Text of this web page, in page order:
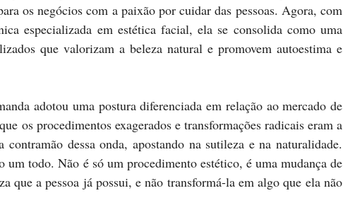
os negócios com a paixão por cuidar das pessoas. Agora, com
especializada em estética facial, ela se consolida como uma
que valorizam a beleza natural e promovem autoestima e
os procedimentos exagerados e transformações radicais eram a
dessa onda, apostando na sutileza e na naturalidade.
um todo. Não é só um procedimento estético, é uma mudança de
que a pessoa já possui, e não transformá-la em algo que ela não